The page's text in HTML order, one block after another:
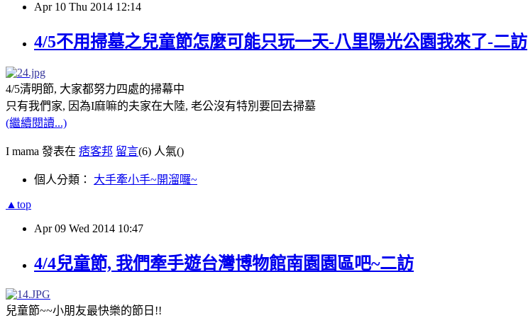
Apr 10 Thu 2014 12:14
4/5不用掃墓之兒童節怎麼可能只玩一天-八里陽光公園我來了-二訪
4/5清明節, 大家都努力四處的掃幕中
只有我們家, 因為I麻嘛的夫家在大陸, 老公沒有特別要回去掃墓
(繼續閱讀...)
I mama 發表在 痞客邦 留言(6) 人氣()
個人分類： 大手牽小手~開溜囉~
▲top
Apr 09 Wed 2014 10:47
4/4兒童節, 我們牽手遊台灣博物館南園園區吧~二訪
兒童節~~小朋友最快樂的節日!!